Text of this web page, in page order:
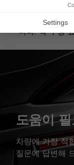
Focal Inside
니다: 각 구성
도움이
차량에 가장 적
질문에 답변해